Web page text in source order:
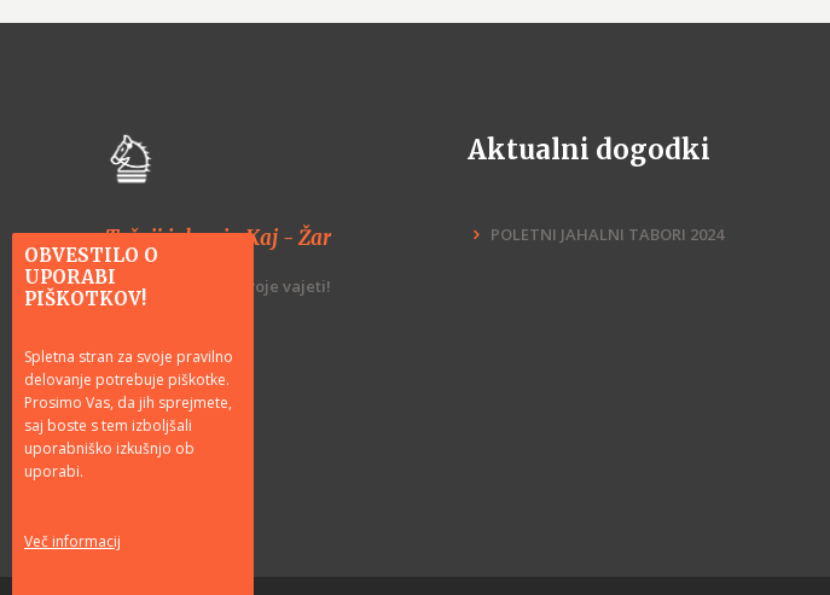
Tečaji jahanja Kaj - Žar
Vzemite znanje v svoje vajeti!
Aktualni dogodki
POLETNI JAHALNI TABORI 2024
OBVESTILO O
UPORABI
PIŠKOTKOV!
Spletna stran za svoje pravilno
delovanje potrebuje piškotke.
Prosimo Vas, da jih sprejmete,
saj boste s tem izboljšali
uporabniško izkušnjo ob
uporabi.
Več informacij